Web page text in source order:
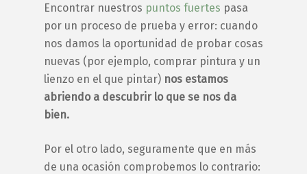
Encontrar nuestros puntos fuertes pasa
por un proceso de prueba y error: cuando
nos damos la oportunidad de probar cosas
nuevas (por ejemplo, comprar pintura y un
lienzo en el que pintar) nos estamos
abriendo a descubrir lo que se nos da
bien.
Por el otro lado, seguramente que en más
de una ocasión comprobemos lo contrario: